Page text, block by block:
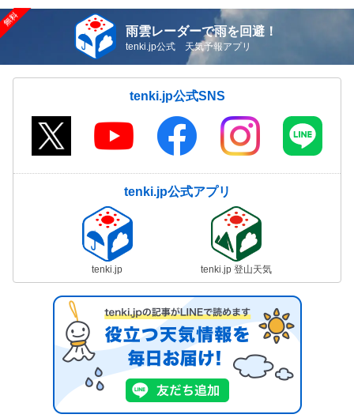
雨雲レーダーで雨を回避！
tenki.jp公式 天気予報アプリ
tenki.jp公式SNS
tenki.jp公式アプリ
tenki.jp tenki.jp 登山天気